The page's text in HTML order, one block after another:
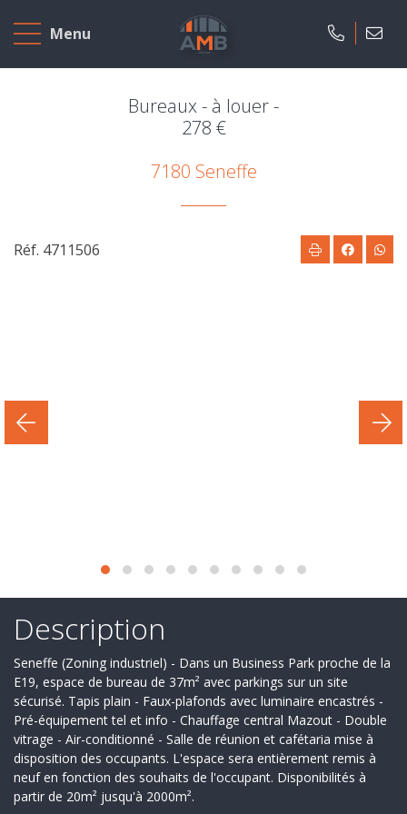
Menu
Accueil
A
neufs
Derniers
deals
Ils
nous
font
confiance
Contact
Bureaux - à louer -
278 €
7180 Seneffe
Description
Seneffe (Zoning industriel) - Dans un Business Park proche de la
E19, espace de bureau de 37m² avec parkings sur un site
sécurisé. Tapis plain - Faux-plafonds avec luminaire encastrés -
Pré-équipement tel et info - Chauffage central Mazout - Double
vitrage - Air-conditionné - Salle de réunion et cafétaria mise à
disposition des occupants. L'espace sera entièrement remis à
neuf en fonction des souhaits de l'occupant. Disponibilités à
partir de 20m² jusqu'à 2000m².
Réf. 4711506